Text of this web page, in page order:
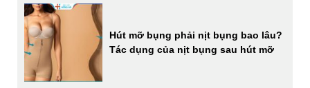
Hút mỡ bụng phải nịt bụng bao lâu?
Tác dụng của nịt bụng sau hút mỡ